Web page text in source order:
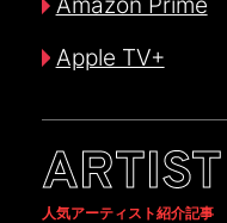
Apple TV+
ARTIST
人気アーティスト紹介記事